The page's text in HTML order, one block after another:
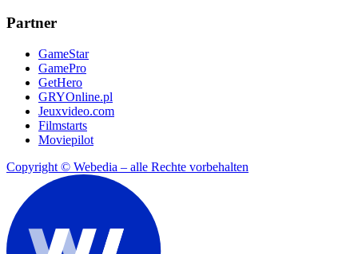
Partner
GameStar
GamePro
GetHero
GRYOnline.pl
Jeuxvideo.com
Filmstarts
Moviepilot
Copyright © Webedia – alle Rechte vorbehalten